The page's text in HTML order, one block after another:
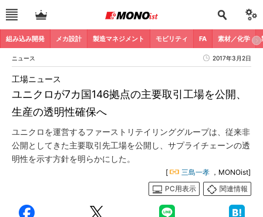
組み込み開発 メカ設計 製造マネジメント モビリティ FA 素材／化学
ニュース 2017年3月2日
ユニクロが7カ国146拠点の主要取引工場を公開、
生産の透明性確保へ
工場ニュース
ユニクロを運営するファーストリテイリンググループは、従来非
公開としてきた主要取引先工場を公開し、サプライチェーンの透
明性を示す方針を明らかにした。
[ 三島一孝 ，MONOist]
PC用表示
関連情報